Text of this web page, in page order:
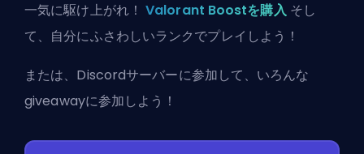
一気に駆け上がれ！ Valorant Boostを購入そし
て、自分にふさわしいランクでプレイしよう！
または、 Discordサーバーに参加して、いろんな
giveawayに参加しよう！